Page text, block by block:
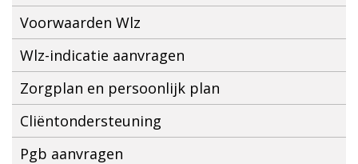
Voorwaarden Wlz
Wlz-indicatie aanvragen
Zorgplan en persoonlijk plan
Cliëntondersteuning
Pgb aanvragen